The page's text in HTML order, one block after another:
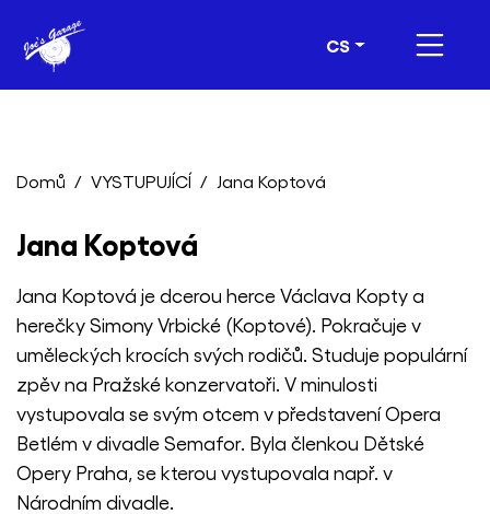
CS
Domů VYSTUPUJÍCÍ Jana Koptová
Jana Koptová
Jana Koptová je dcerou herceVáclava Koptya
herečkySimony Vrbické (Koptové). Pokračuje v
uměleckých krocích svých rodičů. Studuje populární
zpěv na Pražské konzervatoři. V minulosti
vystupovala se svým otcem v představení Opera
Betlém v divadle Semafor. Byla členkou Dětské
Opery Praha, se kterou vystupovala např. v
Národním divadle.